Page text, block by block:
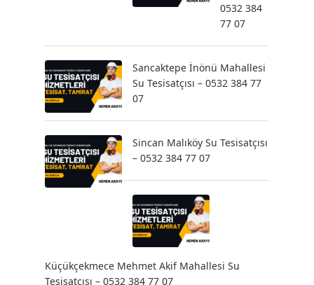
0532 384
77 07
Sancaktepe İnönü Mahallesi
Su Tesisatçısı – 0532 384 77
07
Sincan Malıköy Su Tesisatçısı
– 0532 384 77 07
Küçükçekmece Mehmet Akif Mahallesi Su
Tesisatçısı – 0532 384 77 07